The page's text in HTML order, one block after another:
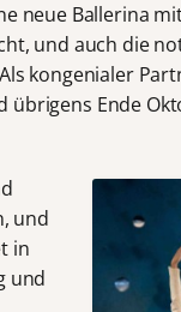
neue Ballerina
und auch die
kongenialer
übrigens Ende
und
in
und